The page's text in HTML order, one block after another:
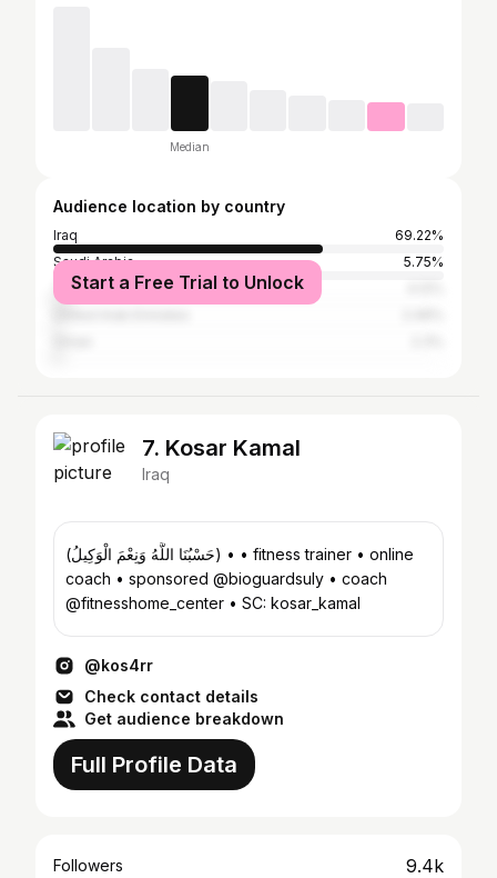
Median
Audience location by country
Iraq
69.22%
Saudi Arabia
5.75%
Turkey
Start a Free Trial to Unlock
7. Kosar Kamal
Iraq
(حَسْبُنَا اللَّهُ وَنِعْمَ الْوَكِيلُ) • • fitness trainer • online
coach • sponsored @bioguardsuly • coach
@fitnesshome_center • SC: kosar_kamal
@kos4rr
Check contact details
Get audience breakdown
Full Profile Data
Followers 9.4k